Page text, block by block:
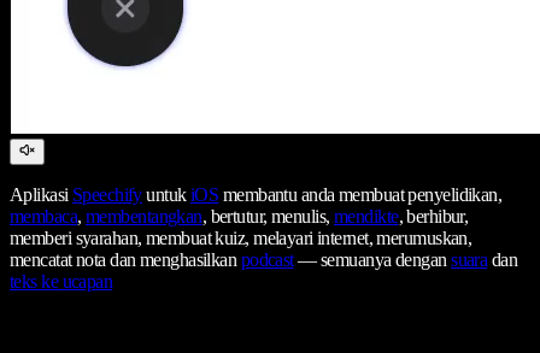
Aplikasi SpeechifyuntukiOS membantu anda membuat penyelidikan,
membaca, membentangkan, bertutur, menulis, mendikte, berhibur,
memberi syarahan, membuat kuiz, melayari internet, merumuskan,
mencatat nota dan menghasilkanpodcast— semuanya dengansuaradan
teks ke ucapan